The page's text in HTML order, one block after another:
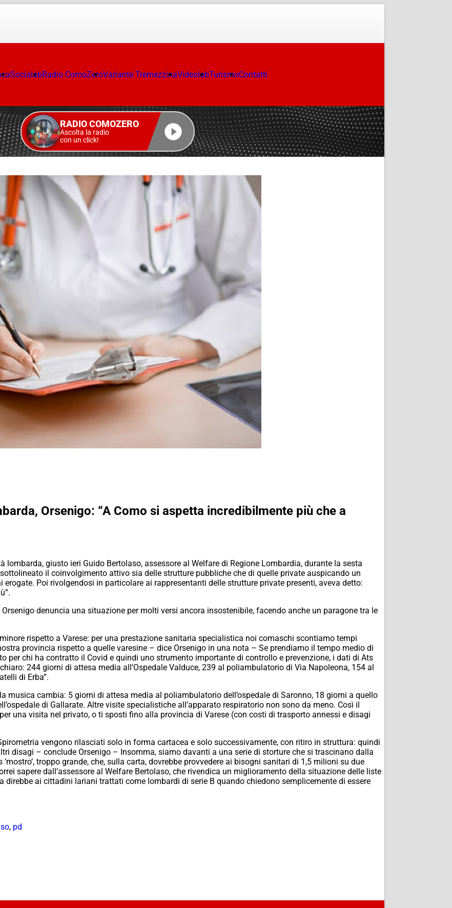
SocialabRadio ComoZeroVariante TremezzinaVideolabTurismoContatti
RADIO COMOZERO
Ascolta la radio
con un click!
Orsenigo: “A Como si aspetta incredibilmente più che a
lombarda, giusto ieri Guido Bertolaso, assessore al Welfare di Regione Lombardia, durante la sesta
il coinvolgimento attivo sia delle strutture pubbliche che di quelle private auspicando un
Poi rivolgendosi in particolare ai rappresentanti delle strutture private presenti, aveva detto:
denuncia una situazione per molti versi ancora insostenibile, facendo anche un paragone tra le
rispetto a Varese: per una prestazione sanitaria specialistica noi comaschi scontiamo tempi
provincia rispetto a quelle varesine – dice Orsenigo in una nota – Se prendiamo il tempo medio di
per chi ha contratto il Covid e quindi uno strumento importante di controllo e prevenzione, i dati di Ats
244 giorni di attesa media all’Ospedale Valduce, 239 al poliambulatorio di Via Napoleona, 154 al
di Erba”.
musica cambia: 5 giorni di attesa media al poliambulatorio dell’ospedale di Saronno, 18 giorni a quello
di Gallarate. Altre visite specialistiche all’apparato respiratorio non sono da meno. Così il
una visita nel privato, o ti sposti fino alla provincia di Varese (con costi di trasporto annessi e disagi
vengono rilasciati solo in forma cartacea e solo successivamente, con ritiro in struttura: quindi
disagi – conclude Orsenigo – Insomma, siamo davanti a una serie di storture che si trascinano dalla
troppo grande, che, sulla carta, dovrebbe provvedere ai bisogni sanitari di 1,5 milioni su due
sapere dall’assessore al Welfare Bertolaso, che rivendica un miglioramento della situazione delle liste
direbbe ai cittadini lariani trattati come lombardi di serie B quando chiedono semplicemente di essere
, pd